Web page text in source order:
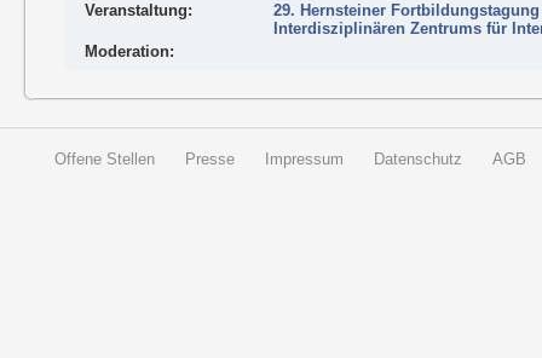
Veranstaltung:
29. Hernsteiner
Interdisziplinären Zentrums für
Moderation:
Offene Stellen Presse Impressum Datenschutz AGB